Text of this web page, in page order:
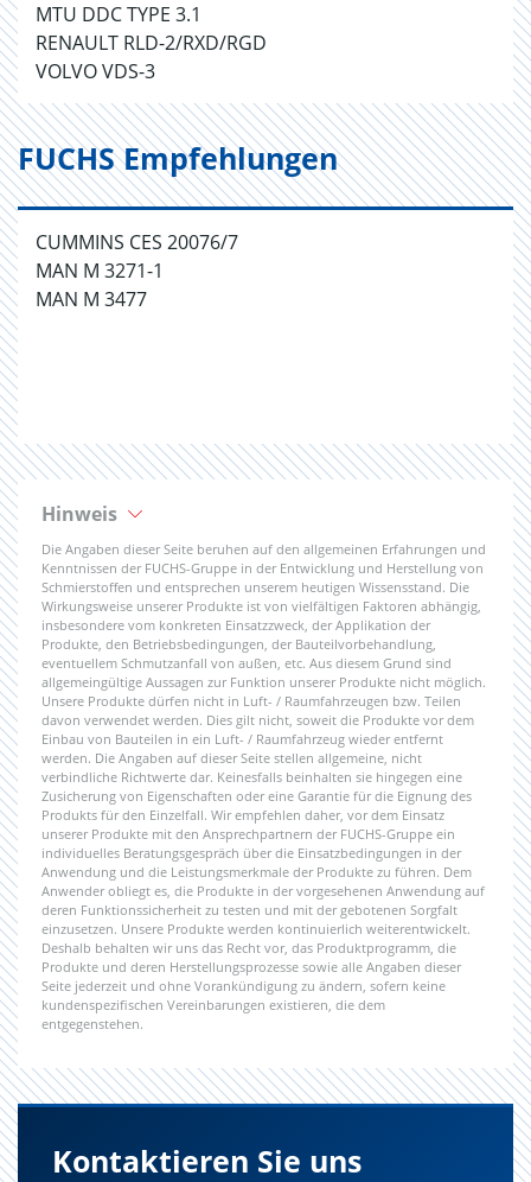
MTU DDC TYPE 3.1
RENAULT RLD-2/RXD/RGD
VOLVO VDS-3
FUCHS Empfehlungen
CUMMINS CES 20076/7
MAN M 3271-1
MAN M 3477
Hinweis
Die Angaben dieser Seite beruhen auf den allgemeinen Erfahrungen und
Kenntnissen der FUCHS-Gruppe in der Entwicklung und Herstellung von
Schmierstoffen und entsprechen unserem heutigen Wissensstand. Die
Wirkungsweise unserer Produkte ist von vielfältigen Faktoren abhängig,
insbesondere vom konkreten Einsatzzweck, der Applikation der
Produkte, den Betriebsbedingungen, der Bauteilvorbehandlung,
eventuellem Schmutzanfall von außen, etc. Aus diesem Grund sind
allgemeingültige Aussagen zur Funktion unserer Produkte nicht möglich.
Unsere Produkte dürfen nicht in Luft- / Raumfahrzeugen bzw. Teilen
davon verwendet werden. Dies gilt nicht, soweit die Produkte vor dem
Einbau von Bauteilen in ein Luft- / Raumfahrzeug wieder entfernt
werden. Die Angaben auf dieser Seite stellen allgemeine, nicht
verbindliche Richtwerte dar. Keinesfalls beinhalten sie hingegen eine
Zusicherung von Eigenschaften oder eine Garantie für die Eignung des
Produkts für den Einzelfall. Wir empfehlen daher, vor dem Einsatz
unserer Produkte mit den Ansprechpartnern der FUCHS-Gruppe ein
individuelles Beratungsgespräch über die Einsatzbedingungen in der
Anwendung und die Leistungsmerkmale der Produkte zu führen. Dem
Anwender obliegt es, die Produkte in der vorgesehenen Anwendung auf
deren Funktionssicherheit zu testen und mit der gebotenen Sorgfalt
einzusetzen. Unsere Produkte werden kontinuierlich weiterentwickelt.
Deshalb behalten wir uns das Recht vor, das Produktprogramm, die
Produkte und deren Herstellungsprozesse sowie alle Angaben dieser
Seite jederzeit und ohne Vorankündigung zu ändern, sofern keine
kundenspezifischen Vereinbarungen existieren, die dem
entgegenstehen.
Kontaktieren Sie uns